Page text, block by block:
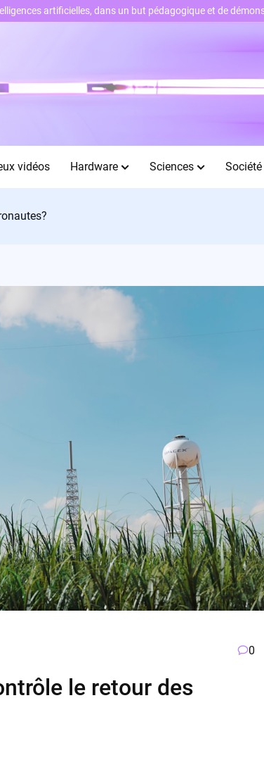
vidéos Hardware Sciences Société
0
le retour des
artificielles, dans un but pédagogique et de